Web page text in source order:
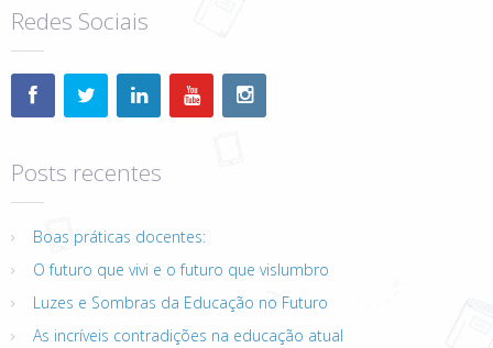
Redes Sociais
Posts recentes
Boas práticas docentes:
O futuro que vivi e o futuro que vislumbro
Luzes e Sombras da Educação no Futuro
As incríveis contradições na educação atual